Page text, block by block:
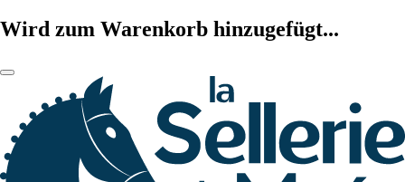
Wird zum Warenkorb hinzugefügt...